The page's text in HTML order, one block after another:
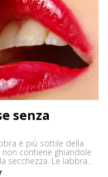
senza
è più sottile della
contiene ghiandole
secchezza. Le labbra
e spesso possono